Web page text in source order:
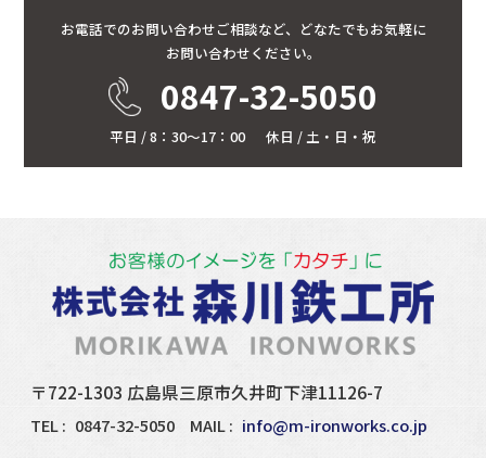
お電話でのお問い合わせご相談など、 どなたでもお気軽に
お問い合わせください。
0847-32-5050
平日 / 8：30～17：00 休日 / 土・日・祝
〒722-1303 広島県三原市久井町下津11126-7
TEL : 0847-32-5050 MAIL : info@m-ironworks.co.jp